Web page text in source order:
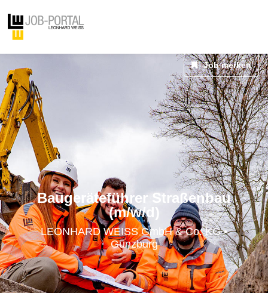
Baugeräteführer Straßenbau
(m/w/d)
LEONHARD WEISS GmbH & Co. KG •
Günzburg
Job merken